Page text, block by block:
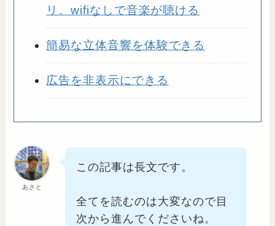
リ。wifiなしで音楽が聴ける
簡易な立体音響を体験できる
広告を非表示にできる
あさと
この記事は長文です。
全てを読むのは大変なので目
次から進んでくださいね。